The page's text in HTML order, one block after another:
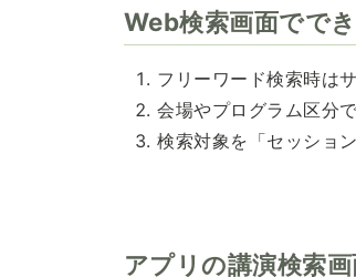
Web検索画面でで
フリーワード検索時は
会場やプログラム区分
検索対象を「セッショ
アプリの講演検索